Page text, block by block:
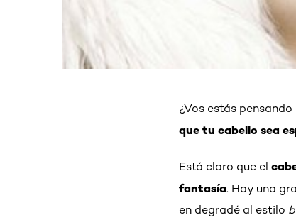
¿Vos estás
que tu cabello sea
Está claro que el
fantasía. Hay una
en degradé al estilo